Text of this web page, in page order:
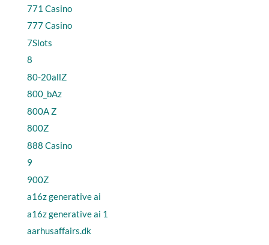
771 Casino
777 Casino
7Slots
8
80-20allZ
800_bAz
800A Z
800Z
888 Casino
9
900Z
a16z generative ai
a16z generative ai 1
aarhusaffairs.dk